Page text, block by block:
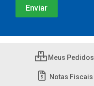
Meus Pedidos
Notas Fiscais